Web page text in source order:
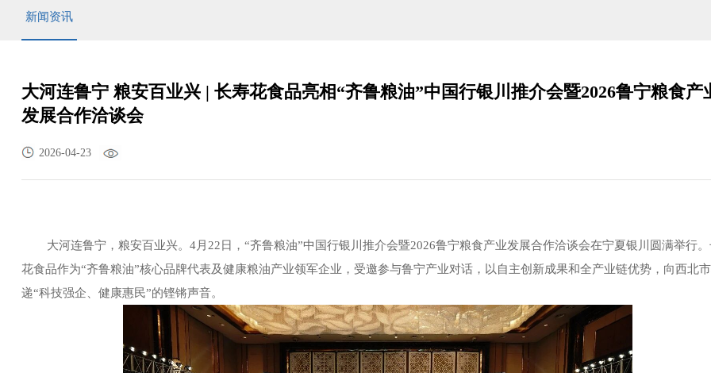
新闻资讯
大河连鲁宁 粮安百业兴 | 长寿花食品亮相“齐鲁粮油”中国行银川推介会暨2026鲁宁粮食产
发展合作洽谈会
2026-04-23
大河连鲁宁，粮安百业兴。 4月 22 日，“齐鲁粮油”中国行银川推介会暨2026鲁宁粮食产业发展合作洽谈会在宁夏银川圆满举行
花食品作为“齐鲁粮油”核心品牌代表及健康粮油产业领军企业，受邀参与鲁宁产业对话，以自主创新成果和全产业链优势，向西北
递“科技强企、健康惠民”的铿锵声音。